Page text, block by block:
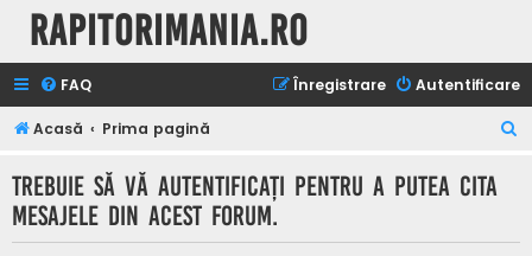
Rapitorimania.ro
FAQ Autentificare
Înregistrare
Acasă Prima pagină
Trebuie să vă autentificaţi pentru a putea cita
mesajele din acest forum.